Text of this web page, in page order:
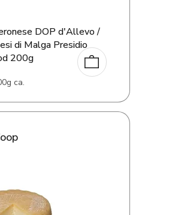
DOP d'Allevo /
di Malga Presidio
200g
ca.